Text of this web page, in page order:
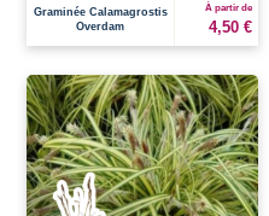
Graminée Calamagrostis
Overdam
À partir de
4,50 €